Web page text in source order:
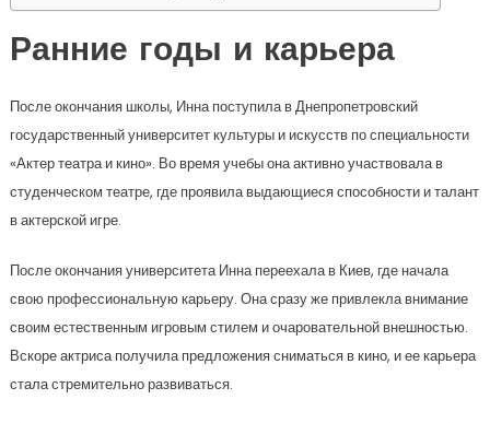
Ранние годы и карьера
После окончания школы, Инна поступила в Днепропетровский
государственный университет культуры и искусств по специальности
«Актер театра и кино». Во время учебы она активно участвовала в
студенческом театре, где проявила выдающиеся способности и талант
в актерской игре.
После окончания университета Инна переехала в Киев, где начала
свою профессиональную карьеру. Она сразу же привлекла внимание
своим естественным игровым стилем и очаровательной внешностью.
Вскоре актриса получила предложения сниматься в кино, и ее карьера
стала стремительно развиваться.